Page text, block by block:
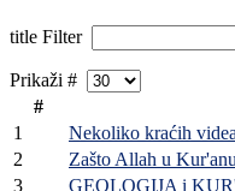
title Filter
Prikaži #
#
1
Nekoliko kraćih
2
Zašto Allah u
3
GEOLOGIJA i